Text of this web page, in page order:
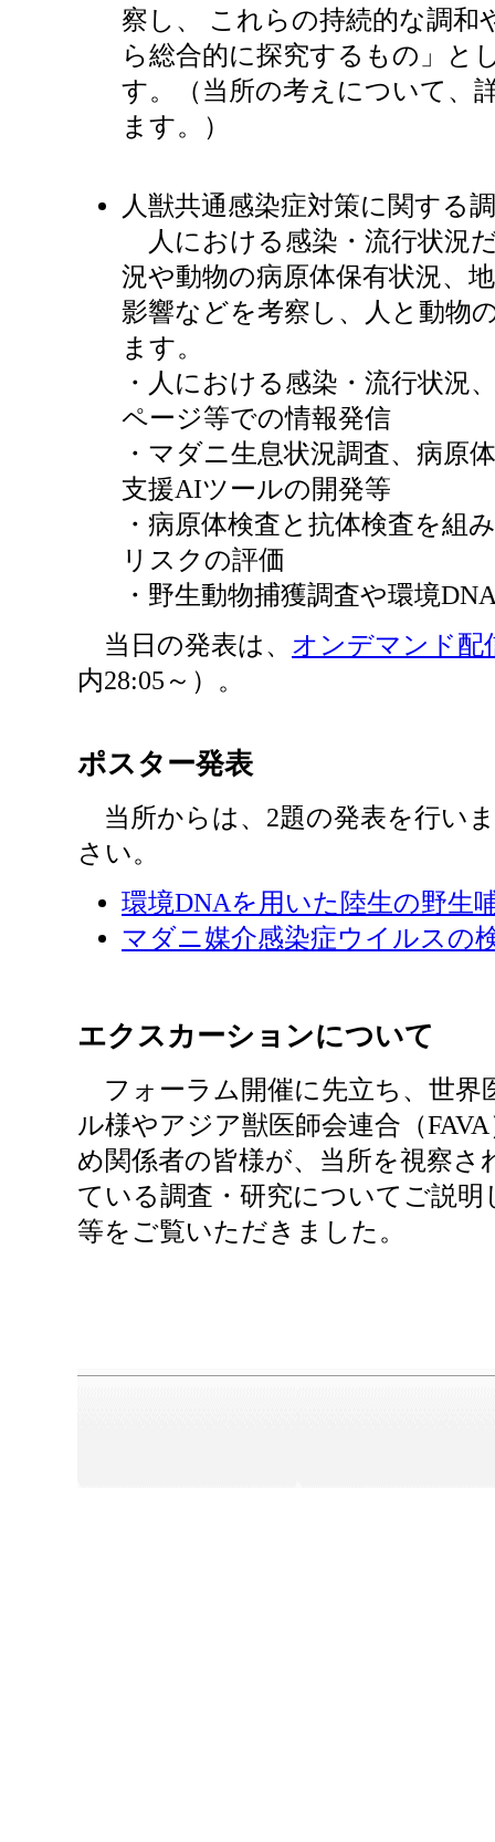
察し、 これらの持続的な調和
ら総合的に探究するもの」と
す。（当所の考えについて、
ます。）
人獣共通感染症対策に関する
人における感染・流行状況
況や動物の病原体保有状況、
影響などを考察し、人と動物
ます。
・人における感染・流行状況
ページ等での情報発信
・マダニ生息状況調査、病原
支援AIツールの開発等
・病原体検査と抗体検査を組
リスクの評価
・野生動物捕獲調査や環境
当日の発表は、 オンデマンド配
内28:05～）。
ポスター発表
当所からは、2題の発表を行い
さい。
環境DNAを用いた陸生の野生
マダニ媒介感染症ウイルスの
エクスカーションについて
フォーラム開催に先立ち、世界
ル様やアジア獣医師会連合（
め関係者の皆様が、当所を視察
ている調査・研究についてご説
等をご覧いただきました。